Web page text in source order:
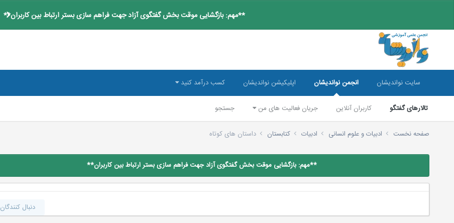
**مهم: بازگشایی موقت بخش گفتگوی آزاد جهت فراهم سازی بستر ارتباط بین کاربران**
سایت نواندیشان انجمن نواندیشان
تالارهای گفتگو کاربران آنلاین جریان فعالیت های من جستجو
اپلیکیشن نواندیشان کسب درآمد کنید
صفحه نخست ادبیات و علوم انسانی ادبیات کتابستان داستان های کوتاه
**مهم: بازگشایی موقت بخش گفتگوی آزاد جهت فراهم سازی بستر ارتباط بین کاربران**
دنبال کنندگان